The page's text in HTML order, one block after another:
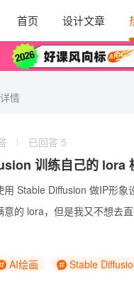
首页 设计文章
详情
已回答 5
训练自己的 lora
用 Stable Diffusion 做IP形象
意的 lora，但是我又不想去
AI绘画 Stable